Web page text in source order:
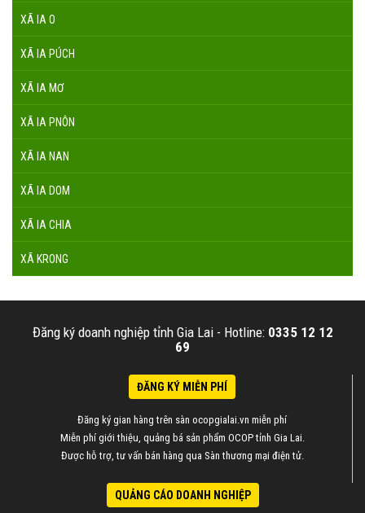
XÃ IA O
XÃ IA PÚCH
XÃ IA MƠ
XÃ IA PNÔN
XÃ IA NAN
XÃ IA DOM
XÃ IA CHIA
XÃ KRONG
Đăng ký doanh nghiệp tỉnh Gia Lai - Hotline: 0335 12 12
69
ĐĂNG KÝ MIỄN PHÍ
Đăng ký gian hàng trên sàn ocopgialai.vn miễn phí
Miễn phí giới thiệu, quảng bá sản phẩm OCOP tỉnh Gia Lai.
Được hỗ trợ, tư vấn bán hàng qua Sàn thương mại điện tử.
QUẢNG CÁO DOANH NGHIỆP